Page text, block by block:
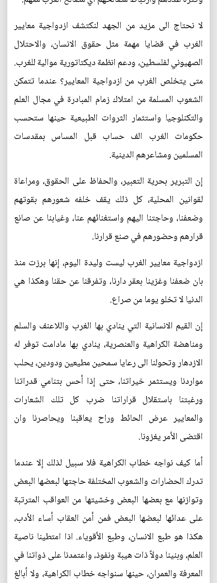
لا نحتاج الى مزيد من الجهد لنكتشف ازدواجية معايير
الغرب في قضايا مهمة مثل حقوق الانسان، والاحتلال
الصهيوني لفلسطين، ودعم انظمة ديكتاتورية موالية للغرب.
متى يتخلص الغرب من ازدواجية المعايير؟ عندما تتمكن
الشعوب المسلمة من امتلاك زمام المبادرة في مجال العلم
والتكنلوجيا واستثمار الثروات الطبيعية حينها ستحسب
حكومات الغرب الف حساب قبل المساس بمقدسات
المسلمين ومشاعرهم الدينية.
إن التبرير بحرية التعبير، والحفاظ على الحقوق، ومراعاة
لقوانين المحلية، كل ذلك يقف خلفه شعورهم بقوتهم
وضعفنا، وحاجتنا اليهم واستغنائهم عنا، وغيابنا عن صانع
قرارهم وحضورهم في صنع قرارنا.
ازدواجية معايير الغرب ليست وليدة اليوم، إنها برزت منذ
بان ضعفنا وغزينا بعقر دارنا، وتفرقنا عن حقنا وهكذا هي
الدنيا لا تخلو يوما من صراع.
إن القيم الانسانية التي ينادي بها الغرب واللاعنف والسلم
ومناهضة الكراهية والعنصرية، ينادي بها مادامت توفر له
الازدهار وتحولنا الى رعايا سمحين مطيعين ودودين، يحلب
مواردنا ويستثمر خيراتنا، حتى إذا أحس بتنامي قدراتنا
ورغبتنا باستقلال قراراتنا ضرب كل تلك الشعارات
والمعايير عرض الحائط وراح يعاقبنا ويحاصرنا وان
اقتضى الأمر يغزونا.
أما كيف نواجه خطاب الكراهية فلا سبيل لذلك إلا عندما
تدرك الحضارات والشعوب المختلفة حاجتها لبعضها البعض
وتوازنها مع بعضها البعض وخشيتها من العواقب المترتبة
على عدائها لبعضها البعض فمن أمن العقاب أساء الأدب،
هكذا هو طبع الانسان، وطبع الأقوياء. اذا امتطينا ناصية
العلم، وبنينا دولاً ذات هيبة ونفوذ، واعتمدنا على ذواتنا في
المعرفة والعمران، حينها سنواجه خطاب الكراهية، ولا أبالغ